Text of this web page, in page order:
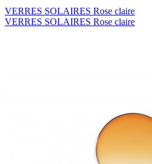
VERRES SOLAIRES Rose claire
VERRES SOLAIRES Rose claire